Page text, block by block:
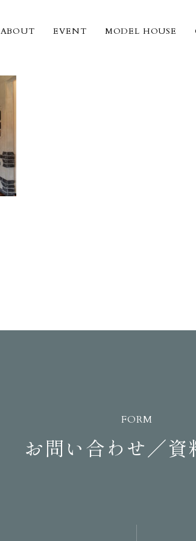
ABOUT EVENT MODEL HOUSE
FORM
お問い合わせ／資